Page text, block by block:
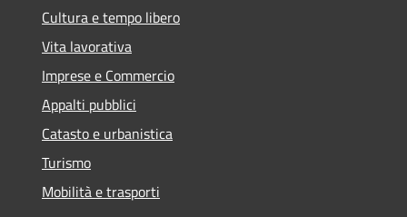
Cultura e tempo libero
Vita lavorativa
Imprese e Commercio
Appalti pubblici
Catasto e urbanistica
Turismo
Mobilità e trasporti